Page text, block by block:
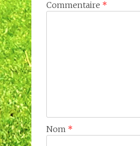
Commentaire *
Nom *